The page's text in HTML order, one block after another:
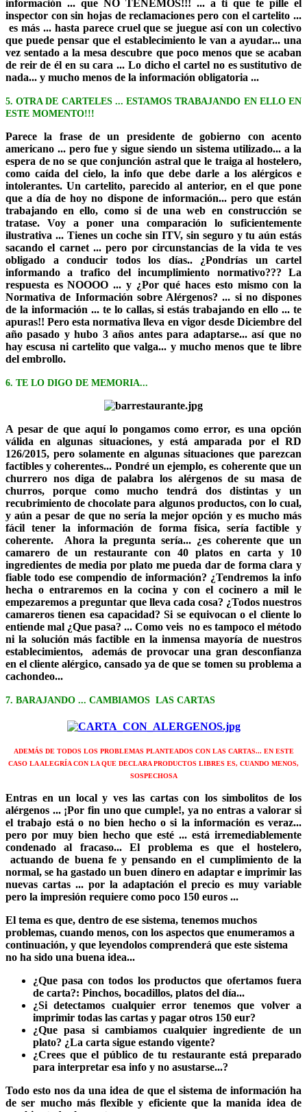
información ... que NO TENEMOS!!! ... a ti que te pille el
inspector con sin hojas de reclamaciones pero con el cartelito ...
es más ... hasta parece cruel que se juegue así con un colectivo
que puede pensar que el establecimiento le van a ayudar... una
vez sentado a la mesa descubre que poco menos que se acaban
de reir de él en su cara ... Lo dicho el cartel no es sustitutivo de
nada... y mucho menos de la información obligatoria ...
5. OTRA DE CARTELES ... ESTAMOS TRABAJANDO EN ELLO EN
ESTE MOMENTO!!!
Parece la frase de un presidente de gobierno con acento
americano ... pero fue y sigue siendo un sistema utilizado... a la
espera de no se que conjunción astral que le traiga al hostelero,
como caída del cielo, la info que debe darle a los alérgicos e
intolerantes. Un cartelito, parecido al anterior, en el que pone
que a día de hoy no dispone de información... pero que están
trabajando en ello, como si de una web en construcción se
tratase. Voy a poner una comparación lo suficientemente
ilustrativa ... Tienes un coche sin ITV, sin seguro y tu aún estás
sacando el carnet ... pero por circunstancias de la vida te ves
obligado a conducir todos los días.. ¿Pondrías un cartel
informando a trafico del incumplimiento normativo??? La
respuesta es NOOOO ... y ¿Por qué haces esto mismo con la
Normativa de Información sobre Alérgenos? ... si no dispones
de la información ... te lo callas, si estás trabajando en ello ... te
apuras!! Pero esta normativa lleva en vigor desde Diciembre del
año pasado y hubo 3 años antes para adaptarse... así que no
hay escusa ni cartelito que valga... y mucho menos que te libre
del embrollo.
6. TE LO DIGO DE MEMORIA...
A pesar de que aquí lo pongamos como error, es una opción
válida en algunas situaciones, y está amparada por el RD
126/2015, pero solamente en algunas situaciones que parezcan
factibles y coherentes... Pondré un ejemplo, es coherente que un
churrero nos diga de palabra los alérgenos de su masa de
churros, porque como mucho tendrá dos distintas y un
recubrimiento de chocolate para algunos productos, con lo cual,
y aún a pesar de que no sería la mejor opción y es mucho más
fácil tener la información de forma física, sería factible y
coherente. Ahora la pregunta sería... ¿es coherente que un
camarero de un restaurante con 40 platos en carta y 10
ingredientes de media por plato me pueda dar de forma clara y
fiable todo ese compendio de información? ¿Tendremos la info
hecha o entraremos en la cocina y con el cocinero a mil le
empezaremos a preguntar que lleva cada cosa? ¿Todos nuestros
camareros tienen esa capacidad? Si se equivocan o el cliente lo
entiende mal ¿Que pasa? ... Como veis no es tampoco el método
ni la solución más factible en la inmensa mayoría de nuestros
establecimientos, además de provocar una gran desconfianza
en el cliente alérgico, cansado ya de que se tomen su problema a
cachondeo...
7. BARAJANDO ... CAMBIAMOS LAS CARTAS
ADEMÁS DE TODOS LOS PROBLEMAS PLANTEADOS CON LAS CARTAS... EN ESTE
CASO LA ALEGRÍA CON LA QUE DECLARA PRODUCTOS LIBRES ES, CUANDO MENOS,
SOSPECHOSA
Entras en un local y ves las cartas con los simbolitos de los
alérgenos ... ¡Por fin uno que cumple!, ya no entras a valorar si
el trabajo está o no bien hecho o si la información es veraz...
pero por muy bien hecho que esté ... está irremediablemente
condenado al fracaso... El problema es que el hostelero,
actuando de buena fe y pensando en el cumplimiento de la
normal, se ha gastado un buen dinero en adaptar e imprimir las
nuevas cartas ... por la adaptación el precio es muy variable
pero la impresión requiere como poco 150 euros ...
El tema es que, dentro de ese sistema, tenemos muchos
problemas, cuando menos, con los aspectos que enumeramos a
continuación, y que leyendolos comprenderá que este sistema
no ha sido una buena idea...
¿Que pasa con todos los productos que ofertamos fuera
de carta?: Pinchos, bocadillos, platos del día...
¿Si detectamos cualquier error tenemos que volver a
imprimir todas las cartas y pagar otros 150 eur?
¿Que pasa si cambiamos cualquier ingrediente de un
plato? ¿La carta sigue estando vigente?
¿Crees que el público de tu restaurante está preparado
para interpretar esa info y no asustarse...?
Todo esto nos da una idea de que el sistema de información ha
de ser mucho más flexible y eficiente que la manida idea de